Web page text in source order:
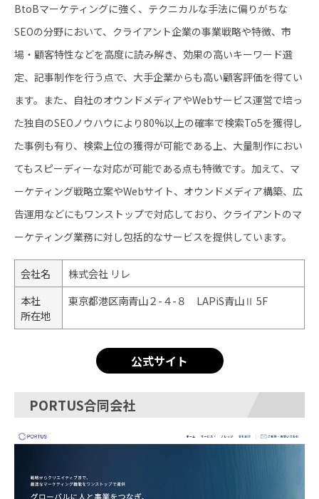
BtoBマーケティングに強く、テクニカルな手法に偏りがちな
SEOの分野において、クライアント企業の事業戦略や特徴、市
場・顧客特性などを高度に読み解き、効果の高いキーワード選
定、記事制作を行う点で、大手企業からも高い顧客評価を得てい
ます。また、自社のオウンドメディアやWebサービス運営で培っ
た独自のSEOノウハウにより80%以上の確率で検索To5を獲得し
た事例も有り、検索上位の獲得が可能である上、大量制作におい
てもスピーディーな対応が可能である点も特徴です。加えて、マ
ーケティング戦略立案やWebサイト、オウンドメディア構築、広
告運用などにもワンストップで対応しており、クライアントのマ
ーケティング業務に対し包括的なサービスを提供しています。
会社名
株式会社 リレ
本社
所在地
東京都港区南青山２-４-８ LAPiS青山Ⅱ 5F
公式サイト
PORTUS合同会社